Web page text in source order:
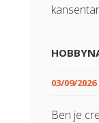
03/09/2026
Ben je